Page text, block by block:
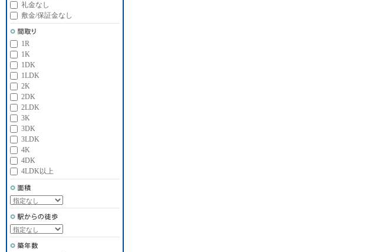
礼金なし
敷金/保証金なし
1R
1K
1DK
1LDK
2K
2DK
2LDK
3K
3DK
3LDK
4K
4DK
4LDK以上